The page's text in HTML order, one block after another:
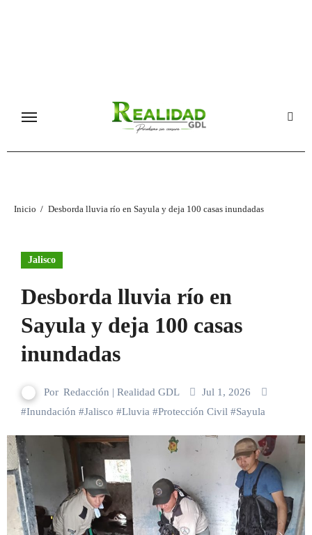
Inicio Desborda lluvia río en Sayula y deja 100 casas inundadas
Jalisco
Desborda lluvia río en
Sayula y deja 100 casas
inundadas
Por Redacción | Realidad GDL
Jul 1, 2026
#Inundación #Jalisco #Lluvia #Protección Civil #Sayula